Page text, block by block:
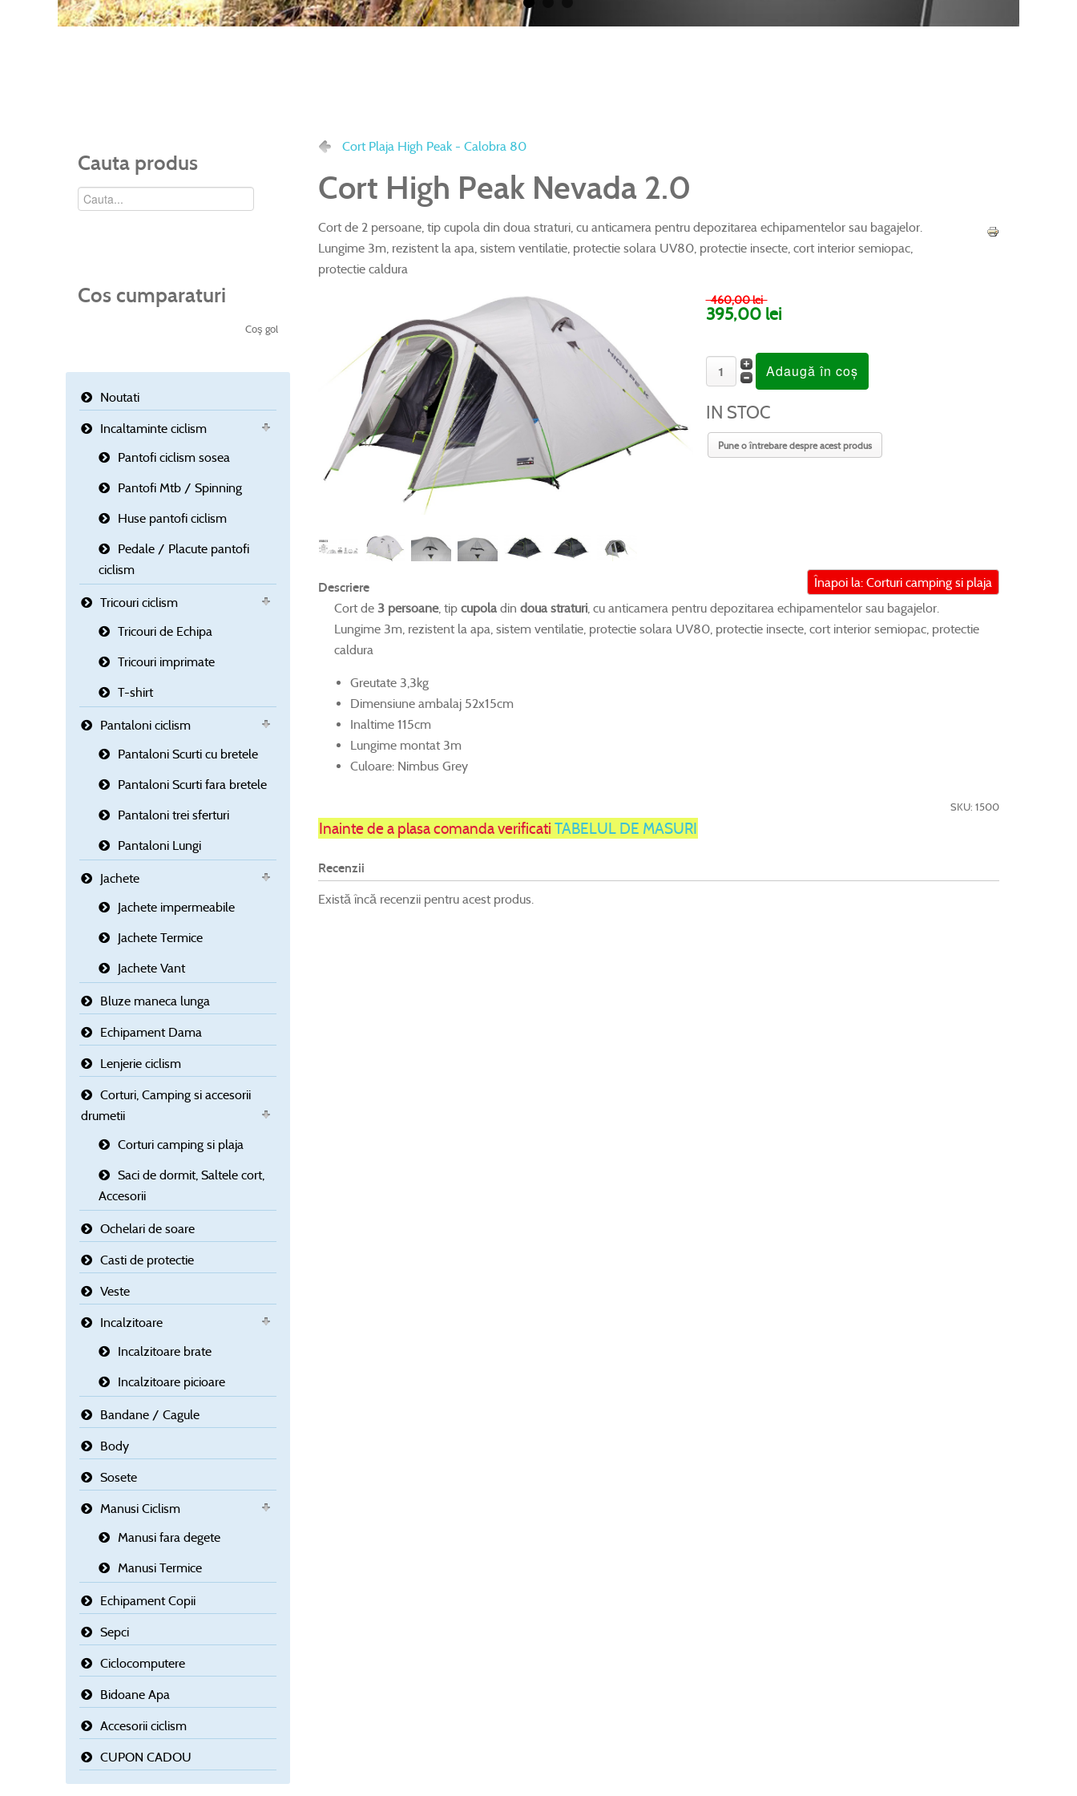
Cort Plaja High Peak - Calobra 80
Cort High Peak Nevada 2.0
Cort de 2 persoane, tip cupola din doua straturi, cu anticamera pentru depozitarea echipamentelor sau bagajelor.
Lungime 3m, rezistent la apa, sistem ventilatie, protectie solara UV80, protectie insecte, cort interior semiopac,
protectie caldura
460,00 lei
395,00 lei
IN STOC
Pune o întrebare despre acest produs
Înapoi la: Corturi camping si plaja
Descriere
Cort de 3 persoane, tip cupola din doua straturi, cu anticamera pentru depozitarea echipamentelor sau bagajelor.
Lungime 3m, rezistent la apa, sistem ventilatie, protectie solara UV80, protectie insecte, cort interior semiopac, protectie
caldura
Greutate 3,3kg
Dimensiune ambalaj 52x15cm
Inaltime 115cm
Lungime montat 3m
Culoare: Nimbus Grey
SKU: 1500
Inainte de a plasa comanda verificati TABELUL DE MASURI
Recenzii
Există încă recenzii pentru acest produs.
Cauta produs
Cos cumparaturi
Coş gol
Noutati
Incaltaminte ciclism
Pantofi ciclism sosea
Pantofi Mtb / Spinning
Huse pantofi ciclism
Pedale / Placute pantofi
ciclism
Tricouri ciclism
Tricouri de Echipa
Tricouri imprimate
T-shirt
Pantaloni ciclism
Pantaloni Scurti cu bretele
Pantaloni Scurti fara bretele
Pantaloni trei sferturi
Pantaloni Lungi
Jachete
Jachete impermeabile
Jachete Termice
Jachete Vant
Bluze maneca lunga
Echipament Dama
Lenjerie ciclism
Corturi, Camping si accesorii
drumetii
Corturi camping si plaja
Saci de dormit, Saltele cort,
Accesorii
Ochelari de soare
Casti de protectie
Veste
Incalzitoare
Incalzitoare brate
Incalzitoare picioare
Bandane / Cagule
Body
Sosete
Manusi Ciclism
Manusi fara degete
Manusi Termice
Echipament Copii
Sepci
Ciclocomputere
Bidoane Apa
Accesorii ciclism
CUPON CADOU